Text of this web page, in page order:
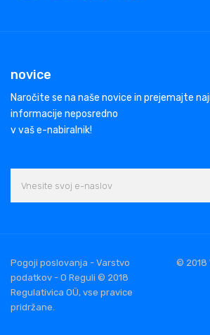
novice
Naročite se na naše novice in prejemajte
informacije neposredno
v vaš e-nabiralnik!
Pogoji poslovanja - Varstvo
podatkov - O Reguli © 2018
Regulativica OÜ, vse pravice
pridržane.
© 2018